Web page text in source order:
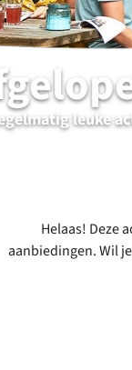
leuke
Helaas! Deze
aanbiedingen. Wil